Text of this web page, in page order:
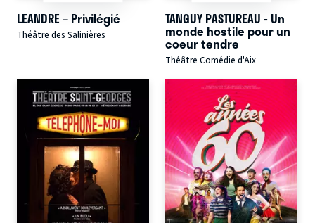
LEANDRE – Privilégié
Théâtre des Salinières
TANGUY PASTUREAU - Un
monde hostile pour un
coeur tendre
Théâtre Comédie d'Aix